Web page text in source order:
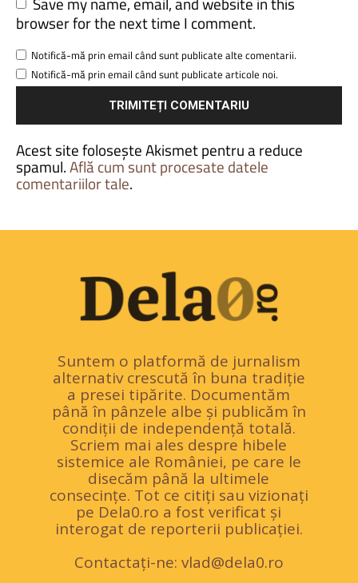
browser for the next time I comment.
Notifică-mă prin email când sunt publicate alte comentarii.
Notifică-mă prin email când sunt publicate articole noi.
Acest site folosește Akismet pentru a reduce
spamul.Află cum sunt procesate datele
comentariilor tale.
Suntem o platformă de jurnalism
alternativ crescută în buna tradiție
a presei tipărite. Documentăm
până în pânzele albe și publicăm în
condiții de independență totală.
Scriem mai ales despre hibele
sistemice ale României, pe care le
disecăm până la ultimele
consecințe. Tot ce citiți sau vizionați
pe Dela0.ro a fost verificat și
interogat de reporterii publicației.
Contactați-ne: vlad@dela0.ro